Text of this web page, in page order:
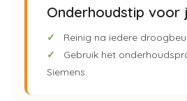
Onderhoudstip
✓
Reinig na iedere
✓
Gebruik het
Siemens.